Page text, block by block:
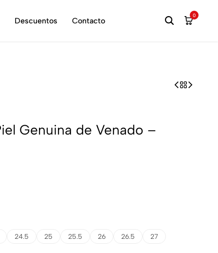
Descuentos Contacto
0
Genuina de Venado –
24.5 25 25.5 26 26.5 27